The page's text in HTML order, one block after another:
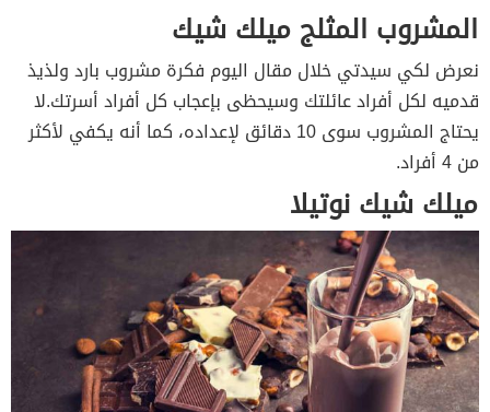
المشروب المثلج ميلك شيك
نعرض لكي سيدتي خلال مقال اليوم فكرة مشروب بارد ولذيذ
قدميه لكل أفراد عائلتك وسيحظى بإعجاب كل أفراد أسرتك.لا
يحتاج المشروب سوى 10 دقائق لإعداده، كما أنه يكفي لأكثر
من 4 أفراد.
ميلك شيك نوتيلا